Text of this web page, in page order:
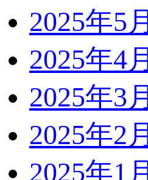
2025年5月
2025年4月
2025年3月
2025年2月
2025年1月